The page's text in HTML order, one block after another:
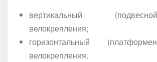
вертикальный
велокрепления;
горизонтальный
велокрепления.